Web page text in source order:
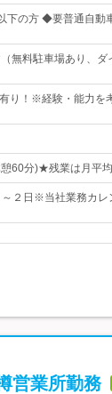
下の方 ◆要普通自動
無料駐車場あり、ダ
り！※経験・能力を
憩60分)★残業は月平
２日※当社業務カレ
営業所勤務